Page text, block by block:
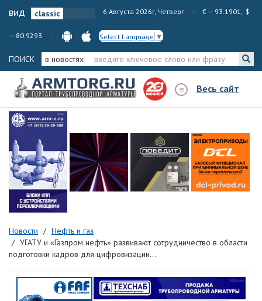
вид 6 Августа 2026г, Четверг € — 93.1901, $
— 80.9293 Select Language ▼
ПОИСК в новостях
Весь сайт
Новости
Нефть и газ
УГАТУ и «Газпром нефть» развивают сотрудничество в области
подготовки кадров для цифровизации...